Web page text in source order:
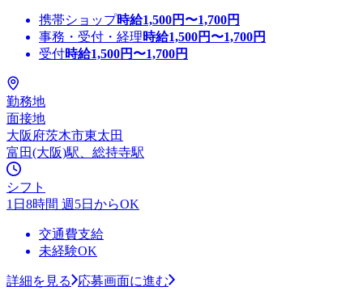
携帯ショップ時給1,500円〜1,700円
事務・受付・経理時給1,500円〜1,700円
受付時給1,500円〜1,700円
勤務地
面接地
大阪府茨木市東太田
富田(大阪)駅、総持寺駅
シフト
1日8時間 週5日からOK
交通費支給
未経験OK
詳細を見る 応募画面に進む